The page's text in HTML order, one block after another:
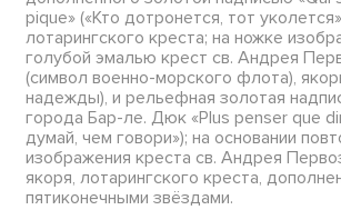
pique» («Кто дотронется, тот
лотарингского креста; на ножке
голубой эмалью крест св. Андрея
(символ военно-морского флота),
надежды), и рельефная золотая
города Бар-ле. Дюк «Plus penser que
думай, чем говори»); на основании
изображения креста св. Андрея
якоря, лотарингского креста,
пятиконечными звёздами.